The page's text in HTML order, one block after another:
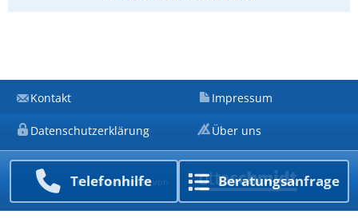
Telefon­hilfe Beratungs­anfrage
Kontakt Impressum
Datenschutzerklärung Über uns
Ein Unternehmen von